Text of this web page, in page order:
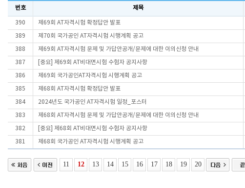
번호 제목
390 제69회 AT자격시험 확정답안 발표
389 제70회 국가공인 AT자격시험 시행계획 공고
388 제69회 AT자격시험 문제 및 가답안공개/문제에 대한 이의신청 안내
387 [중요] 제69회 AT비대면시험 수험자 공지사항
386 제69회 국가공인AT자격시험 시행계획 공고
385 제68회 AT자격시험 확정답안 발표
384 2024년도 국가공인 AT자격시험 일정_포스터
383 제68회 AT자격시험 문제 및 가답안공개/문제에 대한 이의신청 안내
382 [중요] 제68회 AT비대면시험 수험자 공지사항
381 제68회 국가공인 AT자격시험 시행계획 공고
11 12 13 14 15 16 17 18 19 20